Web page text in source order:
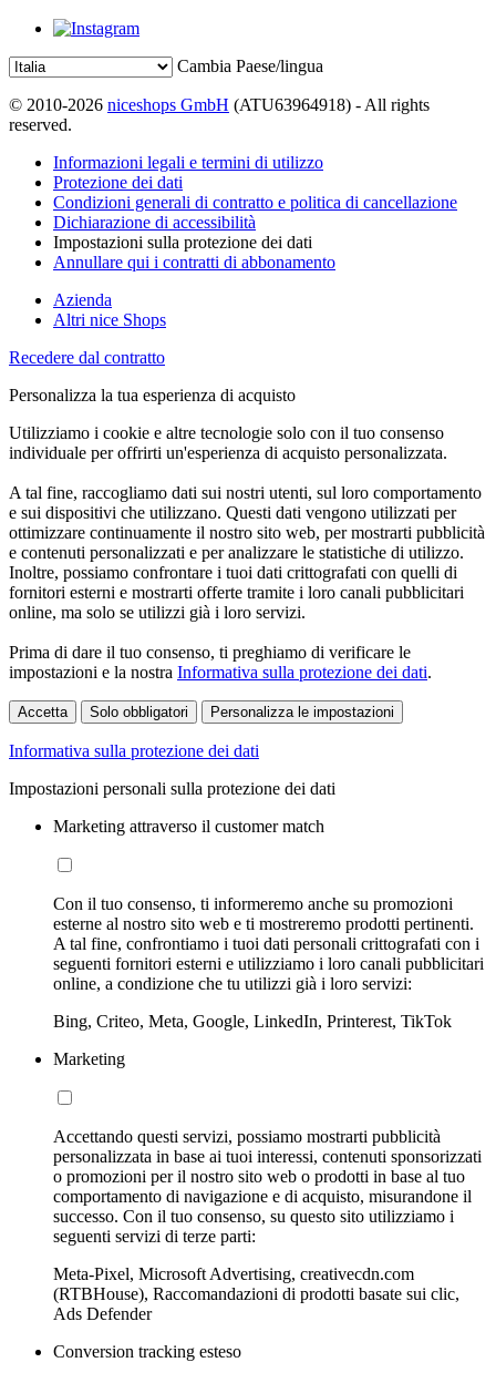
Cambia Paese/lingua
© 2010-2026 niceshops GmbH (ATU63964918) - All rights
reserved.
Informazioni legali e termini di utilizzo
Protezione dei dati
Condizioni generali di contratto e politica di cancellazione
Dichiarazione di accessibilità
Impostazioni sulla protezione dei dati
Annullare qui i contratti di abbonamento
Azienda
Altri nice Shops
Recedere dal contratto
Personalizza la tua esperienza di acquisto
Utilizziamo i cookie e altre tecnologie solo con il tuo consenso
individuale per offrirti un'esperienza di acquisto personalizzata.
A tal fine, raccogliamo dati sui nostri utenti, sul loro comportamento
e sui dispositivi che utilizzano. Questi dati vengono utilizzati per
ottimizzare continuamente il nostro sito web, per mostrarti pubblicità
e contenuti personalizzati e per analizzare le statistiche di utilizzo.
Inoltre, possiamo confrontare i tuoi dati crittografati con quelli di
fornitori esterni e mostrarti offerte tramite i loro canali pubblicitari
online, ma solo se utilizzi già i loro servizi.
Prima di dare il tuo consenso, ti preghiamo di verificare le
impostazioni e la nostra Informativa sulla protezione dei dati.
Accetta Solo obbligatori Personalizza le impostazioni
Informativa sulla protezione dei dati
Impostazioni personali sulla protezione dei dati
Marketing attraverso il customer match
Con il tuo consenso, ti informeremo anche su promozioni
esterne al nostro sito web e ti mostreremo prodotti pertinenti.
A tal fine, confrontiamo i tuoi dati personali crittografati con i
seguenti fornitori esterni e utilizziamo i loro canali pubblicitari
online, a condizione che tu utilizzi già i loro servizi:
Bing, Criteo, Meta, Google, LinkedIn, Printerest, TikTok
Marketing
Accettando questi servizi, possiamo mostrarti pubblicità
personalizzata in base ai tuoi interessi, contenuti sponsorizzati
o promozioni per il nostro sito web o prodotti in base al tuo
comportamento di navigazione e di acquisto, misurandone il
successo. Con il tuo consenso, su questo sito utilizziamo i
seguenti servizi di terze parti:
Meta-Pixel, Microsoft Advertising, creativecdn.com
(RTBHouse), Raccomandazioni di prodotti basate sui clic,
Ads Defender
Conversion tracking esteso